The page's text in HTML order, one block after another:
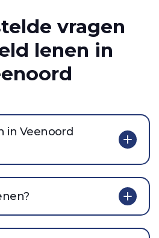
vragen
lenen in
in Veenoord